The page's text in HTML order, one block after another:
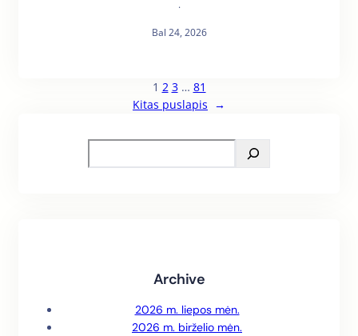
·
Bal 24, 2026
1 2 3 … 81
Kitas puslapis →
e
Archive
2026 m. liepos mėn.
2026 m. birželio mėn.